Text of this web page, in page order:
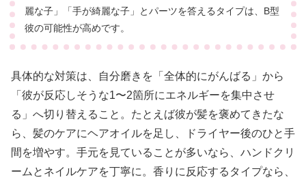
麗な子」「手が綺麗な子」とパーツを答えるタイプは、B型
彼の可能性が高めです。
具体的な対策は、自分磨きを「全体的にがんばる」から
「彼が反応しそうな1〜2箇所にエネルギーを集中させ
る」へ切り替えること。たとえば彼が髪を褒めてきたな
ら、髪のケアにヘアオイルを足し、ドライヤー後のひと手
間を増やす。手元を見ていることが多いなら、ハンドクリ
ームとネイルケアを丁寧に。香りに反応するタイプなら、